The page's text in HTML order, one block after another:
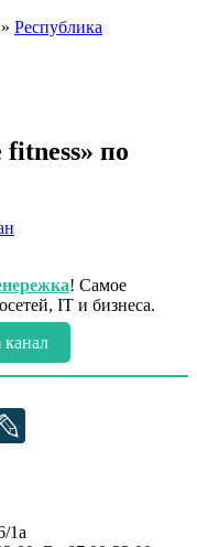
» Республика
по
! Самое
IT и бизнеса.
канал
1а